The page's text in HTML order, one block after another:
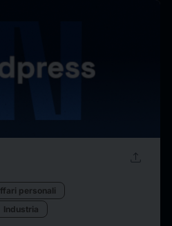
upload
personali
Industria